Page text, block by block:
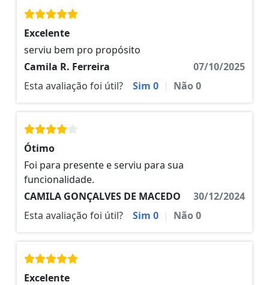
Excelente
serviu bem pro propósito
Camila R. Ferreira
07/10/2025
Esta avaliação foi útil?
Sim 0 | Não0
Ótimo
Foi para presente e serviu para sua
funcionalidade.
CAMILA GONÇALVES DE MACEDO
30/12/2024
Esta avaliação foi útil?
Sim 0 | Não0
Excelente